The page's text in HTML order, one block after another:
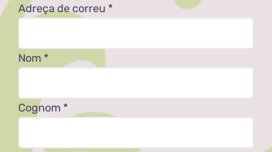
Adreça de correu *
Nom *
Cognom *